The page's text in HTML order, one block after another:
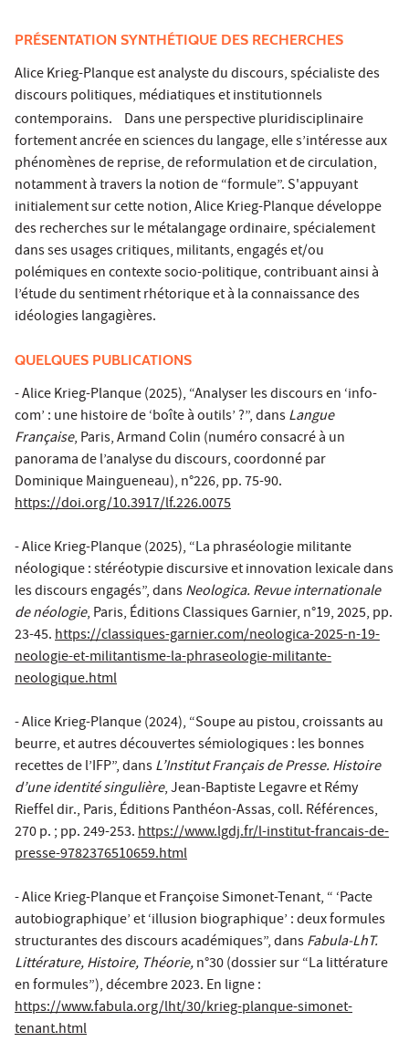
PRÉSENTATION SYNTHÉTIQUE DES RECHERCHES
Alice Krieg-Planque est analyste du discours, spécialiste des
discours politiques, médiatiques et institutionnels
contemporains. Dans une perspective pluridisciplinaire
fortement ancrée en sciences du langage, elle s’intéresse aux
phénomènes de reprise, de reformulation et de circulation,
notamment à travers la notion de “formule”. S'appuyant
initialement sur cette notion, Alice Krieg-Planque développe
des recherches sur le métalangage ordinaire, spécialement
dans ses usages critiques, militants, engagés et/ou
polémiques en contexte socio-politique, contribuant ainsi à
l’étude du sentiment rhétorique et à la connaissance des
idéologies langagières.
QUELQUES PUBLICATIONS
- Alice Krieg-Planque (2025), “Analyser les discours en ‘info-
com’ : une histoire de ‘boîte à outils’ ?”, dansLangue
Française, Paris, Armand Colin (numéro consacré à un
panorama de l’analyse du discours, coordonné par
Dominique Maingueneau), n°226, pp. 75-90.
https://doi.org/10.3917/lf.226.0075
- Alice Krieg-Planque (2025), “La phraséologie militante
néologique : stéréotypie discursive et innovation lexicale dans
les discours engagés”, dansNeologica. Revue internationale
de néologie, Paris, Éditions Classiques Garnier, n°19, 2025, pp.
23-45.https://classiques-garnier.com/neologica-2025-n-19-
neologie-et-militantisme-la-phraseologie-militante-
neologique.html
- Alice Krieg-Planque (2024), “Soupe au pistou, croissants au
beurre, et autres découvertes sémiologiques : les bonnes
recettes de l’IFP”, dansL’Institut Français de Presse. Histoire
d’une identité singulière, Jean-Baptiste Legavre et Rémy
Rieffel dir., Paris, Éditions Panthéon-Assas, coll. Références,
270 p. ; pp. 249-253.https://www.lgdj.fr/l-institut-francais-de-
presse-9782376510659.html
- Alice Krieg-Planque et Françoise Simonet-Tenant, “ ‘Pacte
autobiographique’ et ‘illusion biographique’ : deux formules
structurantes des discours académiques”, dansFabula-LhT.
Littérature, Histoire, Théorie,n°30 (dossier sur “La littérature
en formules”), décembre 2023. En ligne :
https://www.fabula.org/lht/30/krieg-planque-simonet-
tenant.html